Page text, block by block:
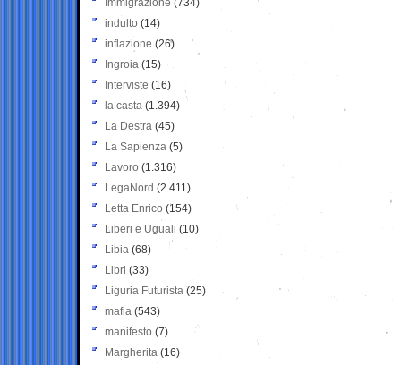
Immigrazione (734)
indulto (14)
inflazione (26)
Ingroia (15)
Interviste (16)
la casta (1.394)
La Destra (45)
La Sapienza (5)
Lavoro (1.316)
LegaNord (2.411)
Letta Enrico (154)
Liberi e Uguali (10)
Libia (68)
Libri (33)
Liguria Futurista (25)
mafia (543)
manifesto (7)
Margherita (16)